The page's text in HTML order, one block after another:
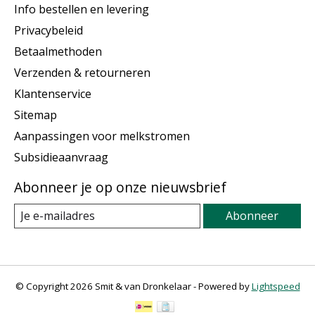
Info bestellen en levering
Privacybeleid
Betaalmethoden
Verzenden & retourneren
Klantenservice
Sitemap
Aanpassingen voor melkstromen
Subsidieaanvraag
Abonneer je op onze nieuwsbrief
Abonneer
© Copyright 2026 Smit & van Dronkelaar - Powered byLightspeed